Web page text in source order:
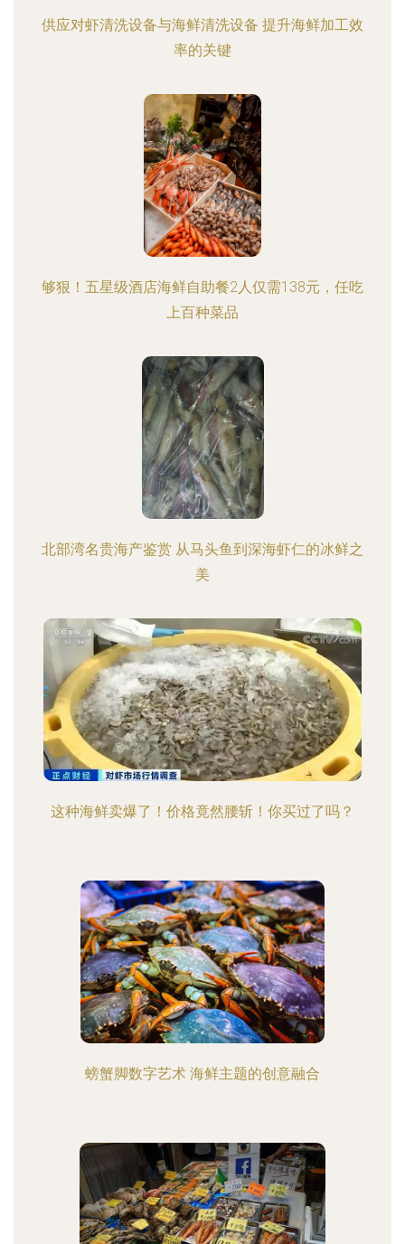
供应对虾清洗设备与海鲜清洗设备 提升海鲜加工效
率的关键
够狠！五星级酒店海鲜自助餐2人仅需138元，任吃
上百种菜品
北部湾名贵海产鉴赏 从马头鱼到深海虾仁的冰鲜之
美
这种海鲜卖爆了！价格竟然腰斩！你买过了吗？
螃蟹脚数字艺术 海鲜主题的创意融合